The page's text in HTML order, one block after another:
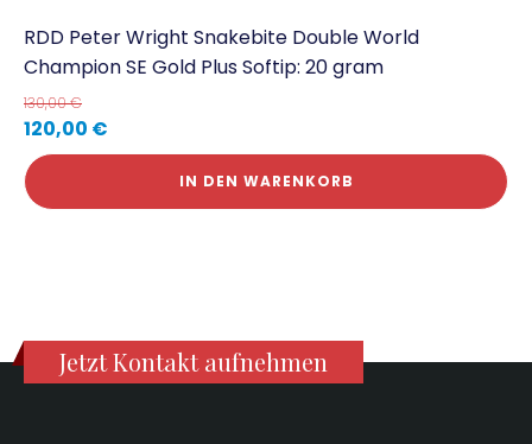
RDD Peter Wright Snakebite Double World
Champion SE Gold Plus Softip: 20 gram
130,00€
120,00 €
IN DEN WARENKORB
Jetzt Kontakt aufnehmen